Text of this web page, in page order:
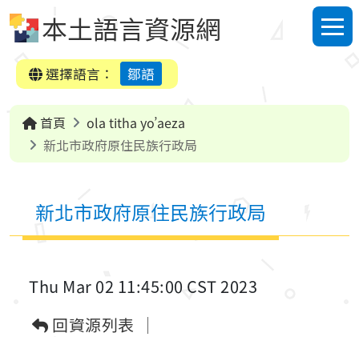
本土語言資源網
選單
選擇語言：
鄒語
首頁
ola titha yo’aeza
新北市政府原住民族行政局
新北市政府原住民族行政局
Thu Mar 02 11:45:00 CST 2023
回資源列表